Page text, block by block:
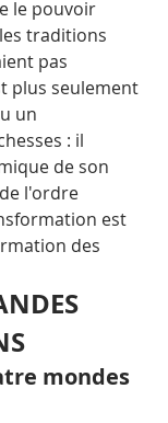
le pouvoir
traditions
pas
plus seulement
un
: il
de son
l'ordre
est
des
mondes